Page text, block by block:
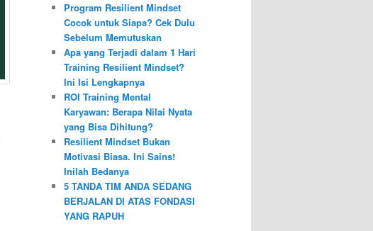
Program Resilient Mindset
Cocok untuk Siapa? Cek Dulu
Sebelum Memutuskan
Apa yang Terjadi dalam 1 Hari
Training Resilient Mindset?
Ini Isi Lengkapnya
ROI Training Mental
Karyawan: Berapa Nilai Nyata
yang Bisa Dihitung?
Resilient Mindset Bukan
Motivasi Biasa. Ini Sains!
Inilah Bedanya
5 TANDA TIM ANDA SEDANG
BERJALAN DI ATAS FONDASI
YANG RAPUH